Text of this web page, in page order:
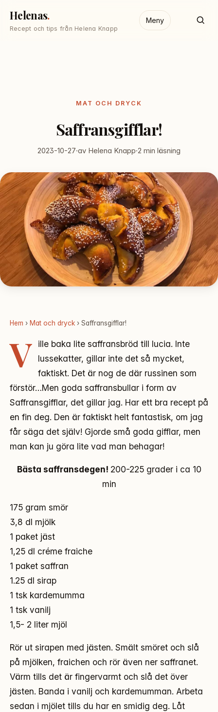
Helenas
Recept och tips från Helena Knapp
Meny
MAT OCH DRYCK
Saffransgifflar!
2023-10-27·av Helena Knapp·2 min läsning
Hem › Mat och dryck › Saffransgifflar!
V
ille baka lite saffransbröd till lucia. Inte
lussekatter, gillar inte det så mycket,
faktiskt. Det är nog de där russinen som
förstör…Men goda saffransbullar i form av
Saffransgifflar, det gillar jag. Har ett bra recept på
en fin deg. Den är faktiskt helt fantastisk, om jag
får säga det själv! Gjorde små goda gifflar, men
man kan ju göra lite vad man behagar!
Bästa saffransdegen! 200-225 grader i ca 10
min
175 gram smör
3,8 dl mjölk
1 paket jäst
1,25 dl créme fraiche
1 paket saffran
1.25 dl sirap
1 tsk kardemumma
1 tsk vanilj
1,5- 2 liter mjöl
Rör ut sirapen med jästen. Smält smöret och slå
på mjölken, fraichen och rör även ner saffranet.
Värm tills det är fingervarmt och slå det över
jästen. Banda i vanilj och kardemumman. Arbeta
sedan i mjölet tills du har en smidig deg. Låt